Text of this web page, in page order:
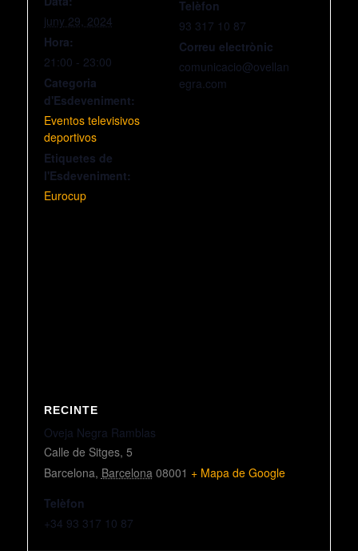
juny 29, 2024
Hora:
21:00 - 23:00
Categoria
d'Esdeveniment:
Eventos televisivos
deportivos
Etiquetes de
l'Esdeveniment:
Eurocup
Telèfon
93 317 10 87
Correu electrònic
comunicacio@ovellan
egra.com
RECINTE
Oveja Negra Ramblas
Calle de Sitges, 5
Barcelona, Barcelona 08001 + Mapa de Google
Telèfon
+34 93 317 10 87